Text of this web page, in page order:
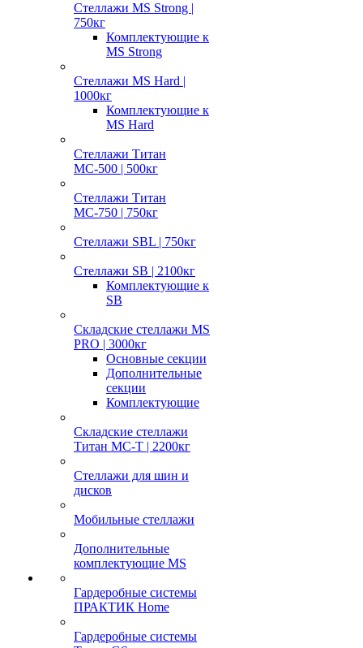
Стеллажи MS Strong |
750кг
Комплектующие к
MS Strong
Стеллажи MS Hard |
1000кг
Комплектующие к
MS Hard
Стеллажи Титан
МС-500 | 500кг
Стеллажи Титан
МС-750 | 750кг
Стеллажи SBL | 750кг
Стеллажи SB | 2100кг
Комплектующие к
SB
Складские стеллажи MS
PRO | 3000кг
Основные секции
Дополнительные
секции
Комплектующие
Складские стеллажи
Титан МС-Т | 2200кг
Стеллажи для шин и
дисков
Мобильные стеллажи
Дополнительные
комплектующие MS
Гардеробные системы
ПРАКТИК Home
Гардеробные системы